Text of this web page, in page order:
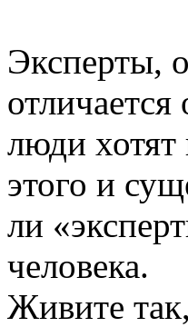
Эксперты,
люди
этого и
ли
человека.
Живите